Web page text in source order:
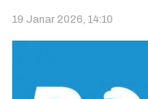
19 Janar 2026, 14:10